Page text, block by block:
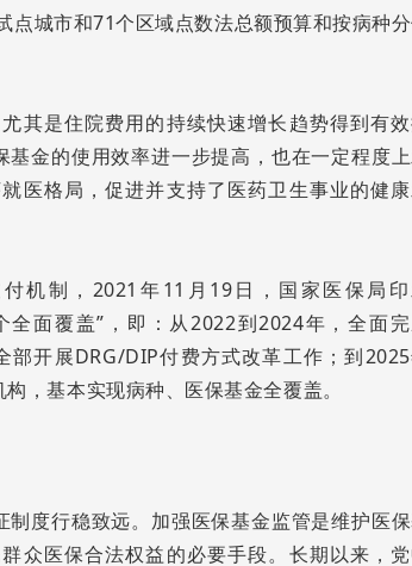
城市和71个区域点数法总额预算和按病种
其是住院费用的持续快速增长趋势得到有
金的使用效率进一步提高，也在一定程度
医格局，促进并支持了医药卫生事业的健
机制，2021年11月19日，国家医保局
全面覆盖”，即：从2022到2024年，全面
开展DRG/DIP付费方式改革工作；到
，基本实现病种、医保基金全覆盖。
度行稳致远。加强医保基金监管是维护医
众医保合法权益的必要手段。长期以来，党